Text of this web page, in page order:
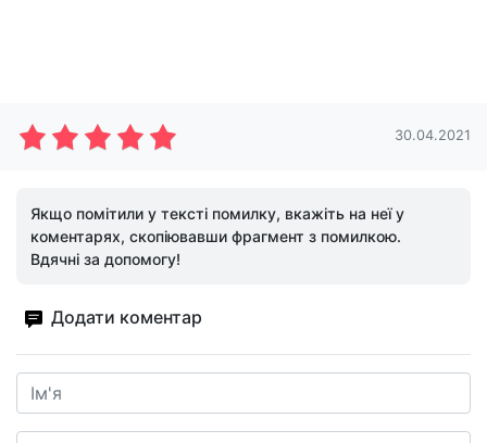
30.04.2021
Якщо помітили у тексті помилку, вкажіть на неї у
коментарях, скопіювавши фрагмент з помилкою.
Вдячні за допомогу!
Додати коментар